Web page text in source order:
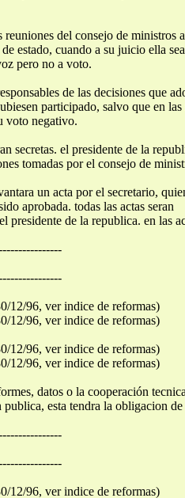
del consejo de ministros a
estado, cuando a su juicio ella sea
pero no a voto.
de las decisiones que
participado, salvo que en las
voto negativo.
secretas. el presidente de la
tomadas por el consejo de
un acta por el secretario,
aprobada. todas las actas seran
presidente de la republica. en las
12/96, ver indice de reformas)
12/96, ver indice de reformas)
12/96, ver indice de reformas)
12/96, ver indice de reformas)
datos o la cooperación
esta tendra la obligacion de
12/96, ver indice de reformas)